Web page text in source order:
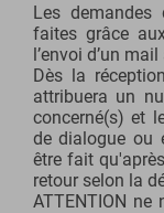
Les
faites grâce
l’envoi d’un
Dès la
attribuera un
concerné(s) et
de dialogue ou
être fait
retour selon la
ATTENTION